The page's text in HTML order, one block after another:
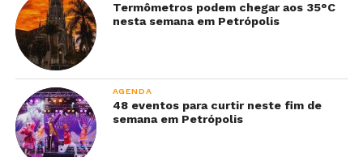
Termômetros podem chegar aos 35°C
nesta semana em Petrópolis
AGENDA
48 eventos para curtir neste fim de
semana em Petrópolis